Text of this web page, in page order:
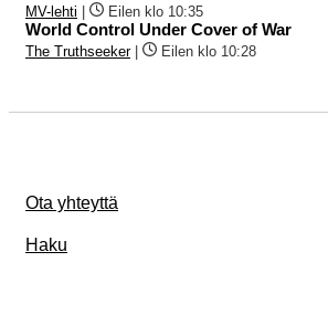
MV-lehti Eilen klo 10:35
World Control Under Cover of War
The Truthseeker| Eilen klo 10:28
Ota yhteyttä
Haku